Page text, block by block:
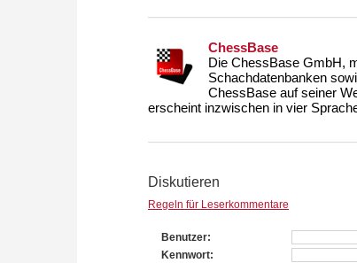
ChessBase
Die ChessBase GmbH,
Schachdatenbanken
ChessBase auf seiner
erscheint inzwischen in vier
Diskutieren
Regeln für Leserkommentare
Benutzer
Kennwort